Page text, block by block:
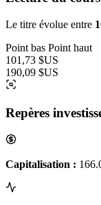
Le titre évolue entre
Point bas Point haut
101,73 $US
190,09 $US
Repères
Capitalisation :